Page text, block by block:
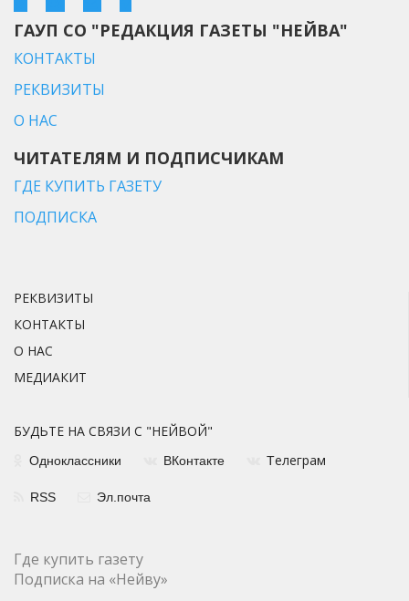
ГАУП СО "РЕДАКЦИЯ ГАЗЕТЫ "НЕЙВА"
КОНТАКТЫ
РЕКВИЗИТЫ
О НАС
ЧИТАТЕЛЯМ И ПОДПИСЧИКАМ
ГДЕ КУПИТЬ ГАЗЕТУ
ПОДПИСКА
РЕКВИЗИТЫ
КОНТАКТЫ
О НАС
МЕДИАКИТ
БУДЬТЕ НА СВЯЗИ С "НЕЙВОЙ"
Одноклассники ВКонтакте Телеграм
RSS Эл.почта
Где купить газету
Подписка на «Нейву»